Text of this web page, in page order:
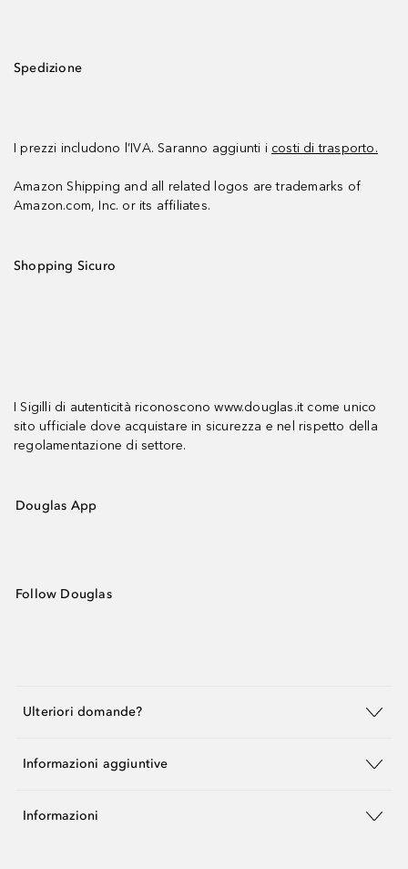
Spedizione
I prezzi includono l’IVA. Saranno aggiunti i costi di trasporto.
Amazon Shipping and all related logos are trademarks of
Amazon.com, Inc. or its affiliates.
Shopping Sicuro
I Sigilli di autenticità riconoscono www.douglas.it come unico
sito ufficiale dove acquistare in sicurezza e nel rispetto della
regolamentazione di settore.
Douglas App
Follow Douglas
Ulteriori domande?
Informazioni aggiuntive
Informazioni